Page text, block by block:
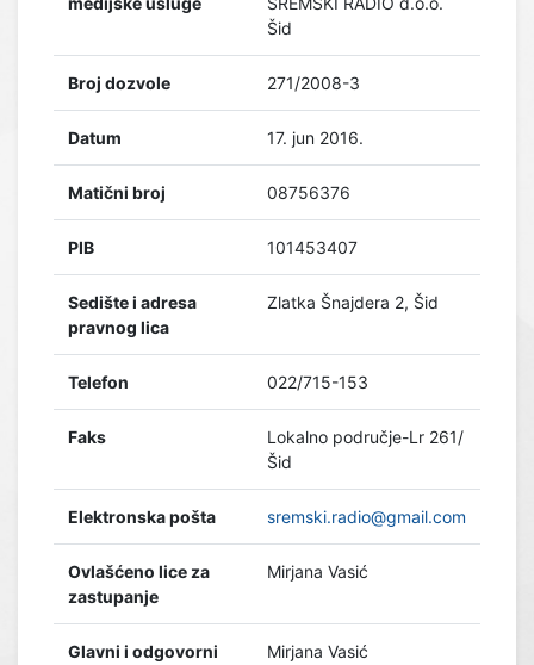
Šid
Broj dozvole 271/2008-3
Datum 17. jun 2016.
Matični broj 08756376
PIB 101453407
Sedište i adresa
pravnog lica
Zlatka Šnajdera 2, Šid
Telefon 022/715-153
Faks
Lokalno područje-Lr 261/
Šid
Elektronska pošta sremski.radio@gmail.com
Ovlašćeno lice za
zastupanje
Mirjana Vasić
Glavni i odgovorni
Mirjana Vasić